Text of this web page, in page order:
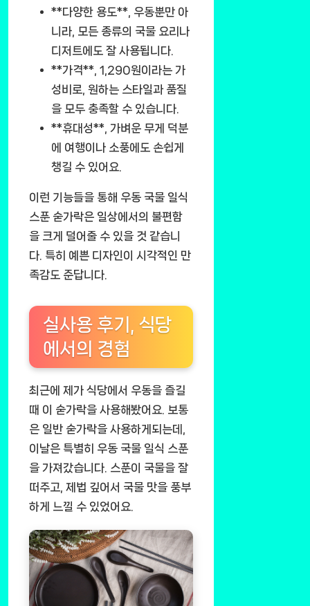
**다양한 용도**, 우동뿐만 아
니라, 모든 종류의 국물 요리나
디저트에도 잘 사용됩니다.
**가격**, 1,290원이라는 가
성비로, 원하는 스타일과 품질
을 모두 충족할 수 있습니다.
**휴대성**, 가벼운 무게 덕분
에 여행이나 소풍에도 손쉽게
챙길 수 있어요.
이런 기능들을 통해 우동 국물 일식
스푼 숟가락은 일상에서의 불편함
을 크게 덜어줄 수 있을 것 같습니
다. 특히 예쁜 디자인이 시각적인 만
족감도 준답니다.
실사용 후기, 식당
에서의 경험
최근에 제가 식당에서 우동을 즐길
때 이 숟가락을 사용해봤어요. 보통
은 일반 숟가락을 사용하게되는데,
이날은 특별히 우동 국물 일식 스푼
을 가져갔습니다. 스푼이 국물을 잘
떠주고, 제법 깊어서 국물 맛을 풍부
하게 느낄 수 있었어요.